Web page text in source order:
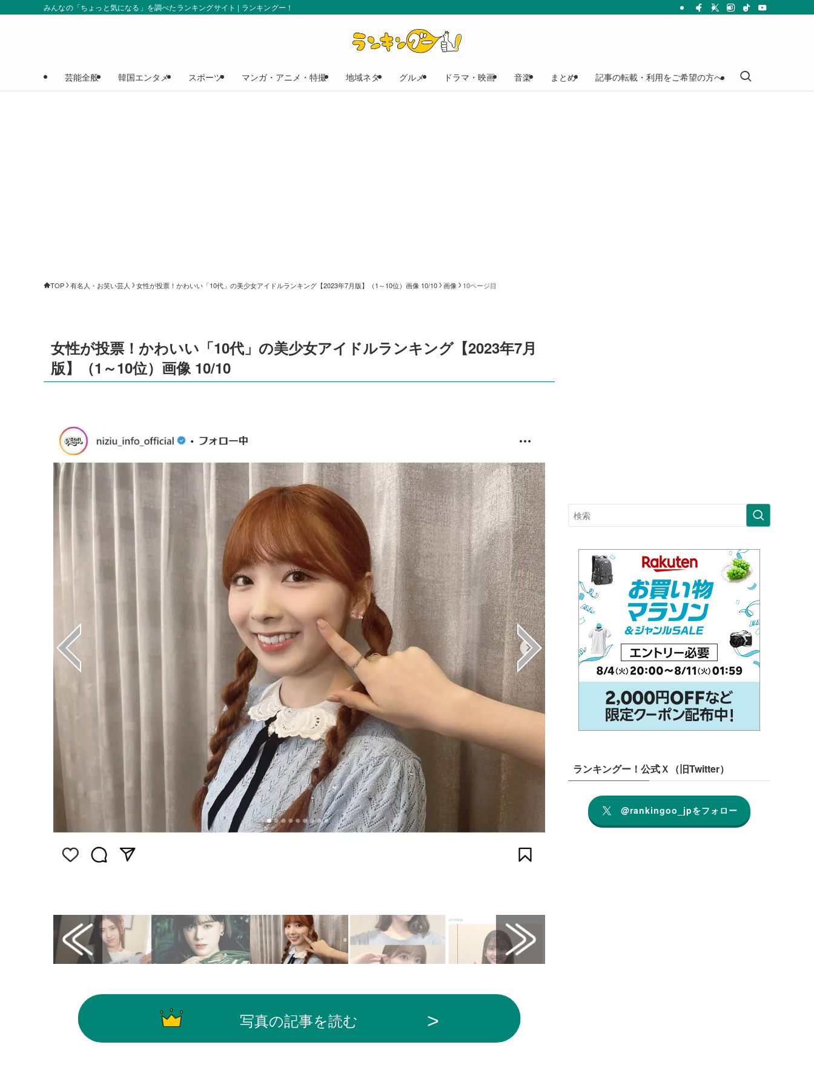
みんなの「ちょっと気になる」を調べたランキングサイト | ランキングー！
芸能全般 韓国エンタメ スポーツ マンガ・アニメ・特撮 地域ネタ グルメ ドラマ・映画 音楽 まとめ 記事の転載・利用をご希望の方へ
TOP 有名人・お笑い芸人 女性が投票！かわいい「10代」の美少女アイドルランキング【2023年7月版】（1～10位）画像 10/10 画像 10ページ目
女性が投票！かわいい「10代」の美少女アイドルランキング【2023年7月
版】（1～10位）画像 10/10
写真の記事を読む
ランキングー！公式Ｘ（旧Twitter）
@rankingoo_jpをフォロー